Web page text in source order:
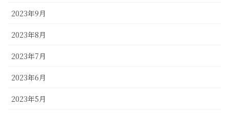
2023年9月
2023年8月
2023年7月
2023年6月
2023年5月